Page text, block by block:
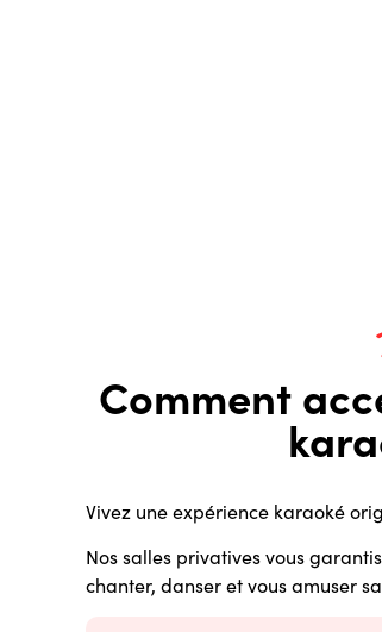
Comment
Vivez une expérience karaoké
Nos salles privatives vous
chanter, danser et vous amuser